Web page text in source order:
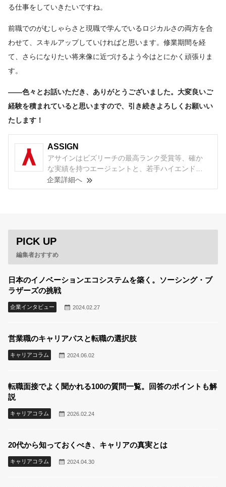
る仕事をしていきたいですね。
前職でのがむしゃらさと現職で学んでいるロジカルさの両方を合
わせて、スキルアップしていければと思います。修業期間を経
て、さらになりたい将来像に近づけるよう今はとにかく頑張りま
す。
――色々とお話いただき、ありがとうございました。大変良いご
経験を積まれていると思いますので、引き続きよろしくお願いい
たします！
ASSIGN
アサインはビズリーチの最高ランク受賞等、確か
な実績を持つエージェントと、若手ハイエンド向
け転職サイト『ASSIGN』であなたのキャリアを支
援しています。 コンサルティング業界専門のキャ
逆算したキャリア戦略をご提案し、ご納得いただ
いた上で案件をご紹介するのが、弊社のキャリア
支援の特徴です。
企業詳細へ
PICK UP
編集者おすすめ
日本のイノベーションエコシステムを築く。ソーシング・ブ
ラザーズの挑戦
企業インタビュー 2024.02.27
営業職のキャリアパスと転職の選択肢
キャリアコラム 2024.06.02
20代から知っておくべき、キャリアの真実とは
キャリアコラム 2024.04.30
転職面接でよく聞かれる100の質問一覧。回答のポイントも解
説
キャリアコラム 2026.02.24